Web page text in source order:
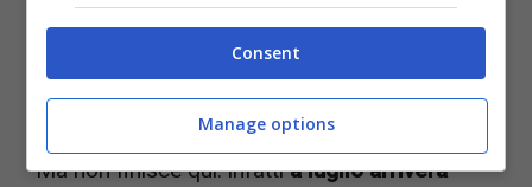
30.000 euro;
65 euro in più per i redditi fino a 35.000
euro.
Ma non finisce qui: infattia luglio arriverà
Consent
Manage options